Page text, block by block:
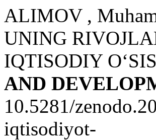
ALIMOV ,
UNING
IQTISODIY
AND
10.5281/
iqtisodiyot-